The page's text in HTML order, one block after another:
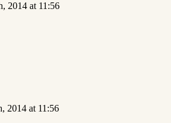
2014 at 11:56
2014 at 11:56